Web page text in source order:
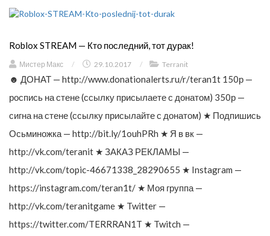
Roblox STREAM — Кто последний, тот дурак!
Мистер Макс / 29.10.2017 / Terranit
☻ ДОНАТ — http://www.donationalerts.ru/r/teran1t 150р —
роспись на стене (ссылку присылаете с донатом) 350р —
сигна на стене (ссылку присылайте с донатом) ★ Подпишись
Осьминожка — http://bit.ly/1ouhPRh ★ Я в вк —
http://vk.com/teranit ★ ЗАКАЗ РЕКЛАМЫ —
http://vk.com/topic-46671338_28290655 ★ Instagram —
https://instagram.com/teran1t/ ★ Моя группа —
http://vk.com/teranitgame ★ Twitter —
https://twitter.com/TERRRAN1T ★ Twitch —